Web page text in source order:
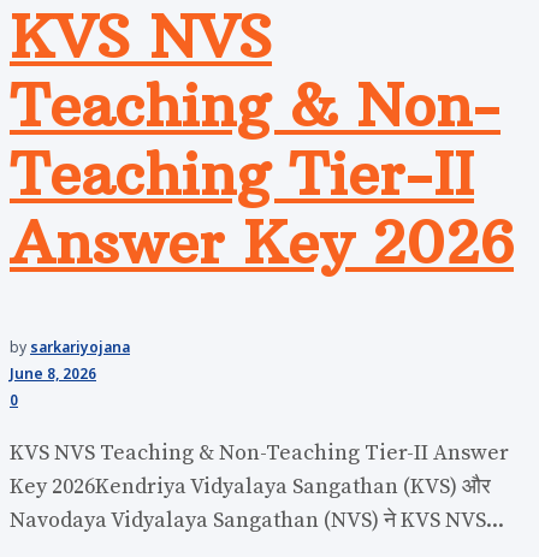
KVS NVS
Teaching & Non-
Teaching Tier-II
Answer Key 2026
by sarkariyojana
June 8, 2026
0
KVS NVS Teaching & Non-Teaching Tier-II Answer
Key 2026Kendriya Vidyalaya Sangathan (KVS) और
Navodaya Vidyalaya Sangathan (NVS) ने KVS NVS...